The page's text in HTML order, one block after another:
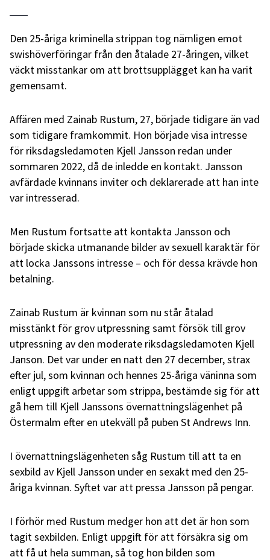
Den 25-åriga kriminella strippan tog nämligen emot
swishöverföringar från den åtalade 27-åringen, vilket
väckt misstankar om att brottsupplägget kan ha varit
gemensamt.
Affären med Zainab Rustum, 27, började tidigare än vad
som tidigare framkommit. Hon började visa intresse
för riksdagsledamoten Kjell Jansson redan under
sommaren 2022, då de inledde en kontakt. Jansson
avfärdade kvinnans inviter och deklarerade att han inte
var intresserad.
Men Rustum fortsatte att kontakta Jansson och
började skicka utmanande bilder av sexuell karaktär för
att locka Janssons intresse – och för dessa krävde hon
betalning.
Zainab Rustum är kvinnan som nu står åtalad
misstänkt för grov utpressning samt försök till grov
utpressning av den moderate riksdagsledamoten Kjell
Janson. Det var under en natt den 27 december, strax
efter jul, som kvinnan och hennes 25-åriga väninna som
enligt uppgift arbetar som strippa, bestämde sig för att
gå hem till Kjell Janssons övernattningslägenhet på
Östermalm efter en utekväll på puben St Andrews Inn.
I övernattningslägenheten såg Rustum till att ta en
sexbild av Kjell Jansson under en sexakt med den 25-
åriga kvinnan. Syftet var att pressa Jansson på pengar.
I förhör med Rustum medger hon att det är hon som
tagit sexbilden. Enligt uppgift för att försäkra sig om
att få ut hela summan, så tog hon bilden som